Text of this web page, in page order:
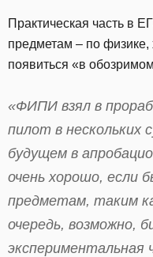
Практическая часть в
предметам – по
появиться «в
«ФИПИ взял в
пилот в нескольких
будущем в
очень хорошо, если
предметам, таким
очередь, возможно,
экспериментальная